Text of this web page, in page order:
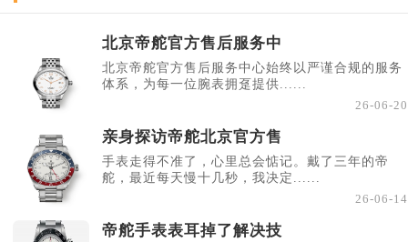
北京帝舵官方售后服务中
北京帝舵官方售后服务中心始终以严谨合规的服务
体系，为每一位腕表拥趸提供......
26-06-20
亲身探访帝舵北京官方售
手表走得不准了，心里总会惦记。戴了三年的帝
舵，最近每天慢十几秒，我决定......
26-06-14
帝舵手表表耳掉了解决技